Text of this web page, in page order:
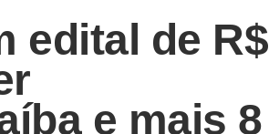
edital de R$
e mais 8